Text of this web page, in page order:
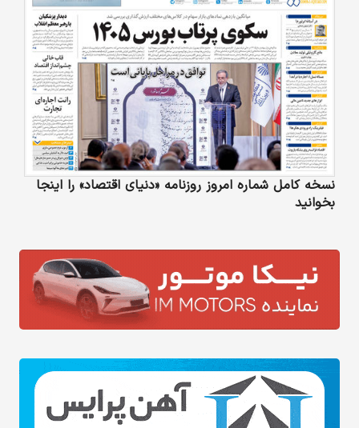
نسخه کامل شماره امروز روزنامه «دنیای‌ اقتصاد» را اینجا
بخوانید